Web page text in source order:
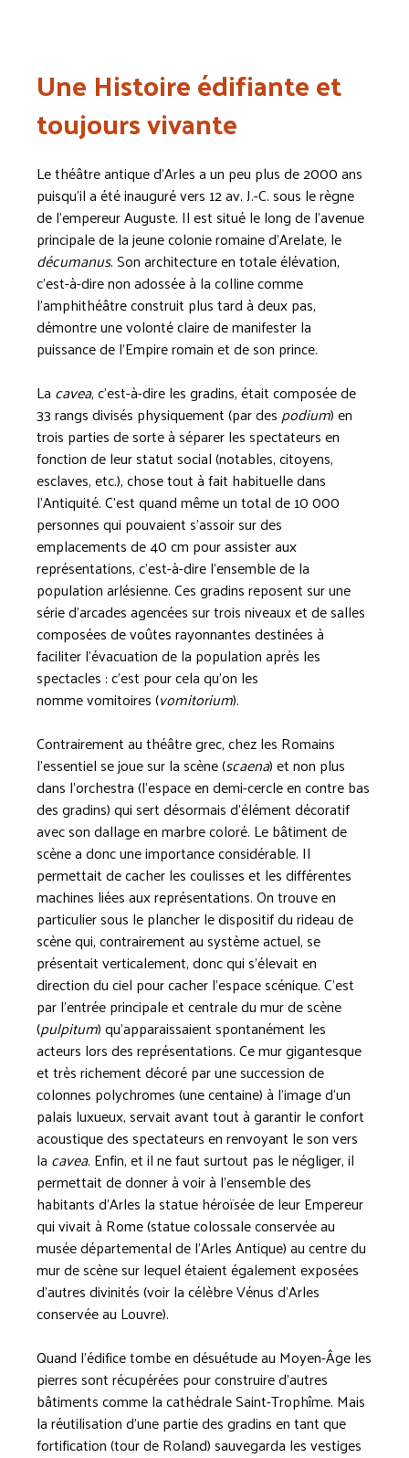
Une Histoire édifiante et
toujours vivante
Le théâtre antique d’Arles a un peu plus de 2000 ans
puisqu’il a été inauguré vers 12 av. J.-C. sous le règne
de l’empereur Auguste. Il est situé le long de l’avenue
principale de la jeune colonie romaine d’Arelate, le
décumanus. Son architecture en totale élévation,
c’est-à-dire non adossée à la colline comme
l’amphithéâtre construit plus tard à deux pas,
démontre une volonté claire de manifester la
puissance de l’Empire romain et de son prince.
La cavea, c’est-à-dire les gradins, était composée de
33 rangs divisés physiquement (par des podium) en
trois parties de sorte à séparer les spectateurs en
fonction de leur statut social (notables, citoyens,
esclaves, etc.), chose tout à fait habituelle dans
l’Antiquité. C’est quand même un total de 10 000
personnes qui pouvaient s’assoir sur des
emplacements de 40 cm pour assister aux
représentations, c’est-à-dire l’ensemble de la
population arlésienne. Ces gradins reposent sur une
série d’arcades agencées sur trois niveaux et de salles
composées de voûtes rayonnantes destinées à
faciliter l’évacuation de la population après les
spectacles : c’est pour cela qu’on les
nomme vomitoires (vomitorium).
Contrairement au théâtre grec, chez les Romains
l’essentiel se joue sur la scène (scaena) et non plus
dans l’orchestra (l’espace en demi-cercle en contre bas
des gradins) qui sert désormais d’élément décoratif
avec son dallage en marbre coloré. Le bâtiment de
scène a donc une importance considérable. Il
permettait de cacher les coulisses et les différentes
machines liées aux représentations. On trouve en
particulier sous le plancher le dispositif du rideau de
scène qui, contrairement au système actuel, se
présentait verticalement, donc qui s’élevait en
direction du ciel pour cacher l’espace scénique. C’est
par l’entrée principale et centrale du mur de scène
(pulpitum) qu’apparaissaient spontanément les
acteurs lors des représentations. Ce mur gigantesque
et très richement décoré par une succession de
colonnes polychromes (une centaine) à l’image d’un
palais luxueux, servait avant tout à garantir le confort
acoustique des spectateurs en renvoyant le son vers
la cavea. Enfin, et il ne faut surtout pas le négliger, il
permettait de donner à voir à l’ensemble des
habitants d’Arles la statue héroïsée de leur Empereur
qui vivait à Rome (statue colossale conservée au
musée départemental de l’Arles Antique) au centre du
mur de scène sur lequel étaient également exposées
d’autres divinités (voir la célèbre Vénus d’Arles
conservée au Louvre).
Quand l’édifice tombe en désuétude au Moyen-Âge les
pierres sont récupérées pour construire d’autres
bâtiments comme la cathédrale Saint-Trophîme. Mais
la réutilisation d’une partie des gradins en tant que
fortification (tour de Roland) sauvegarda les vestiges